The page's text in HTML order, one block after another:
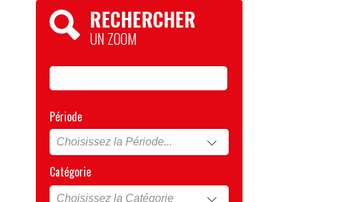
RECHERCHER
UN ZOOM
Période
Catégorie